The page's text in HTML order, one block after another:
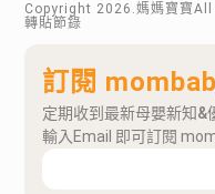
Copyright 2026 .媽媽寶寶
轉貼節錄
訂閱
定期收到最新母嬰新知&
輸入Email 即可訂閱